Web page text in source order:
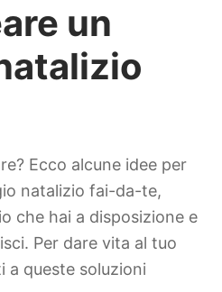
un
Ecco alcune idee per
natalizio fai-da-te,
che hai a disposizione e
Per dare vita al tuo
a queste soluzioni